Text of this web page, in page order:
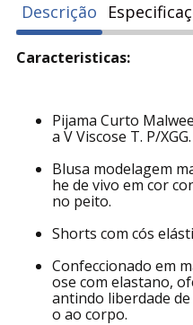
Descrição
Caracteristicas:
Pijama Curto
a V Viscose T. P/XGG.
Blusa modelagem
he de vivo em cor
no peito.
Shorts com cós
Confeccionado em
ose com elastano,
antindo liberdade
o ao corpo.